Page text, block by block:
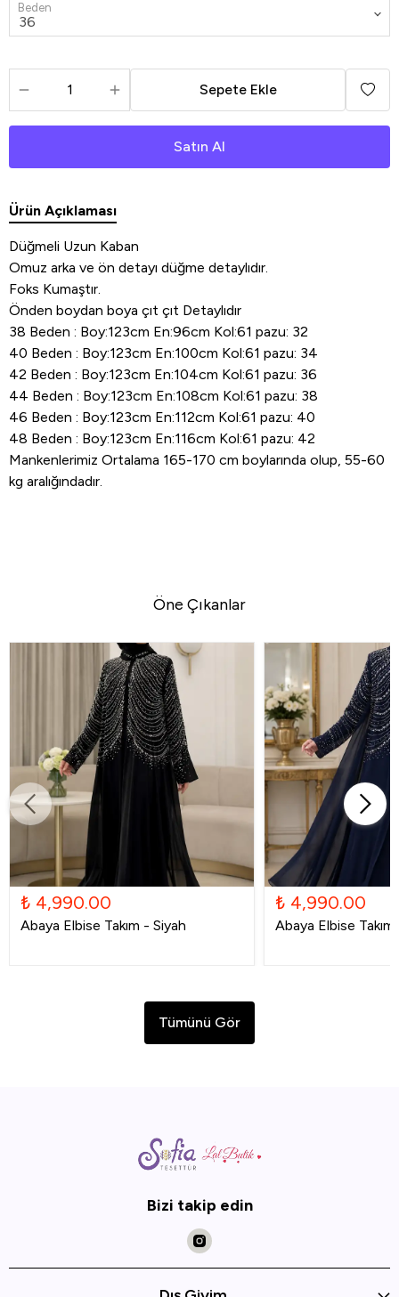
Beden
Sepete Ekle
Satın Al
Ürün Açıklaması
Düğmeli Uzun Kaban
Omuz arka ve ön detayı düğme detaylıdır.
Foks Kumaştır.
Önden boydan boya çıt çıt Detaylıdır
38 Beden : Boy:123cm En:96cm Kol:61 pazu: 32
40 Beden : Boy:123cm En:100cm Kol:61 pazu: 34
42 Beden : Boy:123cm En:104cm Kol:61 pazu: 36
44 Beden : Boy:123cm En:108cm Kol:61 pazu: 38
46 Beden : Boy:123cm En:112cm Kol:61 pazu: 40
48 Beden : Boy:123cm En:116cm Kol:61 pazu: 42
Mankenlerimiz Ortalama 165-170 cm boylarında olup, 55-60
kg aralığındadır.
Öne Çıkanlar
₺ 4,990.00
Abaya Elbise Takım - Siyah
₺ 4,990.00
Abaya Elbise
Tümünü Gör
Bizi takip edin